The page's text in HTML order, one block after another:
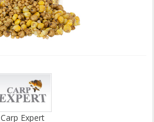
Carp Expert